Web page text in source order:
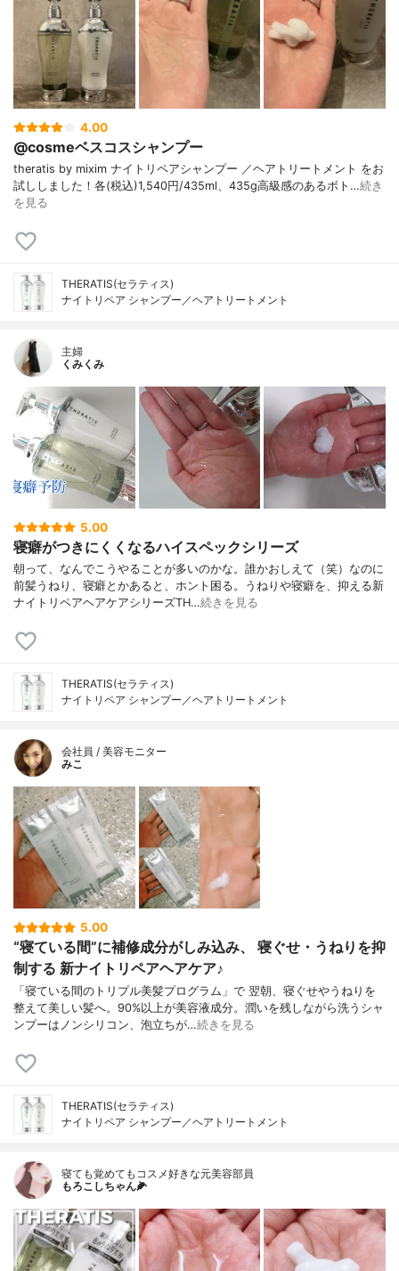
4.00
@cosmeベスコスシャンプー
theratis by mixim ナイトリペアシャンプー ／ヘアトリートメント をお
試ししました！各(税込)1,540円/435ml、435g高級感のあるボト…続き
を見る
THERATIS(セラティス)
ナイトリペア シャンプー／ヘアトリートメント
主婦
くみくみ
5.00
寝癖がつきにくくなるハイスペックシリーズ
朝って、なんでこうやることが多いのかな。誰かおしえて（笑）なのに
前髪うねり、寝癖とかあると、ホント困る。うねりや寝癖を、抑える新
ナイトリペアヘアケアシリーズTH…続きを見る
THERATIS(セラティス)
ナイトリペア シャンプー／ヘアトリートメント
会社員 / 美容モニター
みこ
5.00
“寝ている間”に補修成分がしみ込み、 寝ぐせ・うねりを抑
制する 新ナイトリペアヘアケア♪
「寝ている間のトリプル美髪プログラム」で 翌朝、寝ぐせやうねりを
整えて美しい髪へ。90%以上が美容液成分。潤いを残しながら洗うシャ
ンプーはノンシリコン、泡立ちが…続きを見る
THERATIS(セラティス)
ナイトリペア シャンプー／ヘアトリートメント
寝ても覚めてもコスメ好きな元美容部員
もろこしちゃん🌽